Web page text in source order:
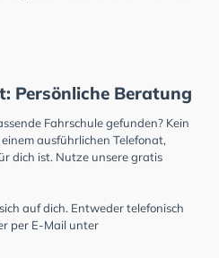
Persönliche Beratung
Fahrschule gefunden? Kein
ausführlichen Telefonat,
dich ist. Nutze unsere gratis
auf dich. Entweder telefonisch
per E-Mail unter